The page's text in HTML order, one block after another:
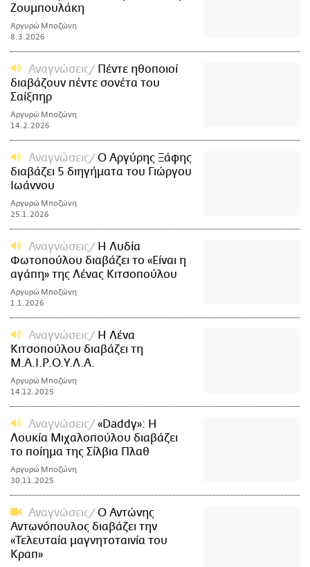
Ζουμπουλάκη
Αργυρώ Μποζώνη
8.3.2026
Αναγνώσεις
Πέντε ηθοποιοί
διαβάζουν πέντε σονέτα του
Σαίξπηρ
Αργυρώ Μποζώνη
14.2.2026
Αναγνώσεις
Ο Αργύρης Ξάφης
διαβάζει 5 διηγήματα του Γιώργου
Ιωάννου
Αργυρώ Μποζώνη
25.1.2026
Αναγνώσεις
Η Λυδία
Φωτοπούλου διαβάζει το «Είναι η
αγάπη» της Λένας Κιτσοπούλου
Αργυρώ Μποζώνη
1.1.2026
Αναγνώσεις
Η Λένα
Κιτσοπούλου διαβάζει τη
Μ.Α.Ι.Ρ.Ο.Υ.Λ.Α.
Αργυρώ Μποζώνη
14.12.2025
Αναγνώσεις
«Daddy»: Η
Λουκία Μιχαλοπούλου διαβάζει
το ποίημα της Σίλβια Πλαθ
Αργυρώ Μποζώνη
30.11.2025
Αναγνώσεις
Ο Αντώνης
Αντωνόπουλος διαβάζει την
«Τελευταία μαγνητοταινία του
Κραπ»